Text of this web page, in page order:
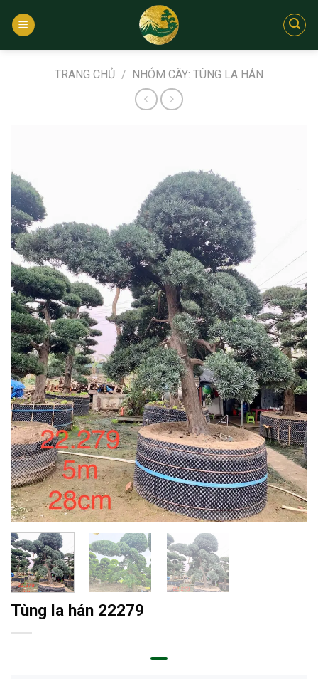
qua
TRANG CHỦ / NHÓM CÂY: TÙNG LA HÁN
Tùng la hán 22279